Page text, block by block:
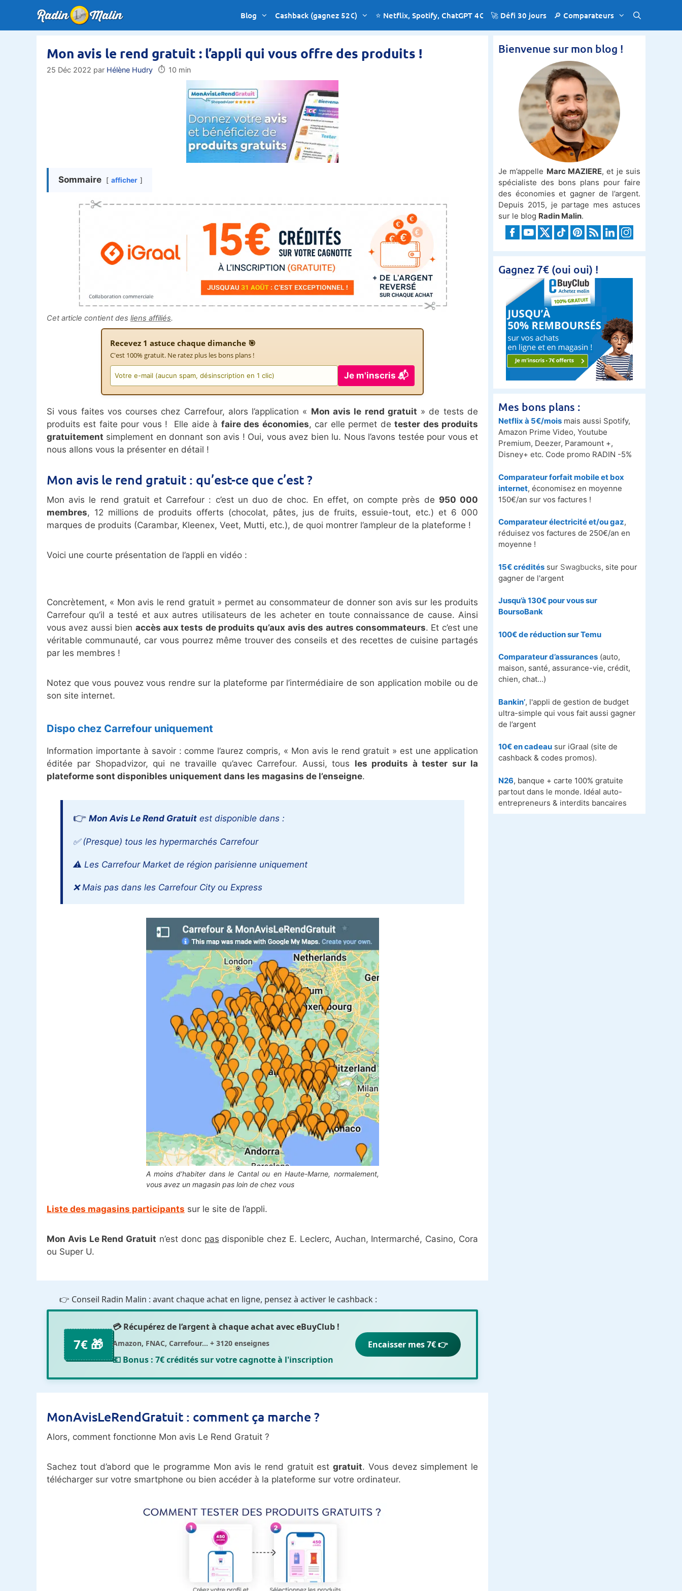
contenu
Blog Cashback (gagnez 52€) ⭐ Netflix, Spotify, ChatGPT 4€ 🚀 Défi 30 jours 🔎 Comparateurs
Mon avis le rend gratuit : l’appli qui vous offre des produits !
25 Déc 2022 par Hélène Hudry ⏱️ 10 min
Sommaire afficher
Cet article contient des liens affiliés.
Recevez 1 astuce chaque dimanche 🎯
C'est 100% gratuit. Ne ratez plus les bons plans !
Je m'inscris 📬
Si vous faites vos courses chez Carrefour, alors l’application « Mon avis le rend gratuit » de tests de
produits est faite pour vous ! Elle aide à faire des économies, car elle permet detester des produits
gratuitement simplement en donnant son avis ! Oui, vous avez bien lu. Nous l’avons testée pour vous et
nous allons vous la présenter en détail !
Mon avis le rend gratuit : qu’est-ce que c’est ?
Mon avis le rend gratuit et Carrefour : c’est un duo de choc. En effet, on compte près de 950 000
membres, 12 millions de produits offerts (chocolat, pâtes, jus de fruits, essuie-tout, etc.) et 6 000
marques de produits (Carambar, Kleenex, Veet, Mutti, etc.), de quoi montrer l’ampleur de la plateforme !
Voici une courte présentation de l’appli en vidéo :
Concrètement, « Mon avis le rend gratuit » permet au consommateur de donner son avis sur les produits
Carrefour qu’il a testé et aux autres utilisateurs de les acheter en toute connaissance de cause. Ainsi
vous avez aussi bien accès aux tests de produits qu’aux avis des autres consommateurs. Et c’est une
véritable communauté, car vous pourrez même trouver des conseils et des recettes de cuisine partagés
par les membres !
Notez que vous pouvez vous rendre sur la plateforme par l’intermédiaire de son application mobile ou de
son site internet.
Dispo chez Carrefour uniquement
Information importante à savoir : comme l’aurez compris, « Mon avis le rend gratuit » est une application
éditée par Shopadvizor, qui ne travaille qu’avec Carrefour. Aussi, tous les produits à tester sur la
plateforme sont disponibles uniquement dans les magasins de l’enseigne.
Mon Avis Le Rend Gratuitest disponible dans :
✅ (Presque) tous les hypermarchés Carrefour
⚠️ Les Carrefour Market de région parisienne uniquement
❌ Mais pas dans les Carrefour City ou Express
A moins d’habiter dans le Cantal ou en Haute-Marne, normalement,
vous avez un magasin pas loin de chez vous
Liste des magasins participants sur le site de l’appli.
Mon Avis Le Rend Gratuit n’est donc pas disponible chez E. Leclerc, Auchan, Intermarché, Casino, Cora
ou Super U.
👉 Conseil Radin Malin : avant chaque achat en ligne, pensez à activer le cashback :
7€ 🎁
💳 Récupérez de l’argent à chaque achat aveceBuyClub !
Amazon, FNAC, Carrefour... + 3120 enseignes
💶 Bonus : 7€ crédités sur votre cagnotteà l'inscription
Encaisser mes 7€ 👉
MonAvisLeRendGratuit : comment ça marche ?
Alors, comment fonctionne Mon avis Le Rend Gratuit ?
Sachez tout d’abord que le programme Mon avis le rend gratuit est gratuit. Vous devez simplement le
télécharger sur votre smartphone ou bien accéder à la plateforme sur votre ordinateur.
Bienvenue sur mon blog !
Je m’appelle Marc MAZIERE, et je suis
spécialiste des bons plans pour faire
des économies et gagner de l’argent.
Depuis 2015, je partage mes astuces
sur le blog Radin Malin.
Gagnez 7€ (oui oui) !
Mes bons plans :
Netflix à 5€/mois mais aussi Spotify,
Amazon Prime Video, Youtube
Premium, Deezer, Paramount +,
Disney+ etc. Code promo RADIN -5%
Comparateur forfait mobile et box
internet, économisez en moyenne
150€/an sur vos factures !
Comparateur électricité et/ou gaz,
réduisez vos factures de 250€/an en
moyenne !
15€ crédités sur Swagbucks, site pour
gagner de l'argent
Jusqu’à 130€ pour vous sur
BoursoBank
100€ de réduction surTemu
Comparateur d’assurances (auto,
maison, santé, assurance-vie, crédit,
chien, chat…)
Bankin’, l'appli de gestion de budget
ultra-simple qui vous fait aussi gagner
de l’argent
10€ en cadeau sur iGraal (site de
cashback & codes promos).
N26, banque + carte 100% gratuite
partout dans le monde. Idéal auto-
entrepreneurs & interdits bancaires